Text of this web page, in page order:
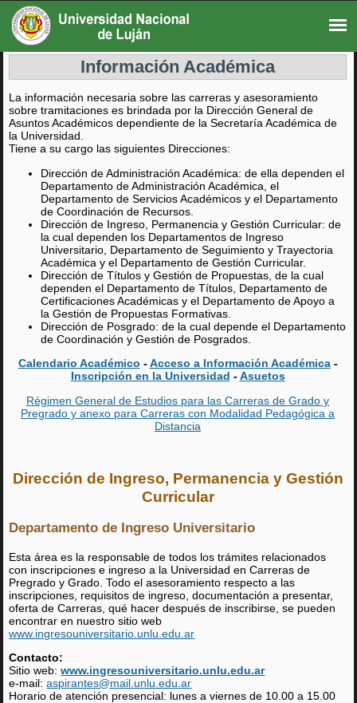
Información Académica
La información necesaria sobre las carreras y asesoramiento
sobre tramitaciones es brindada por la Dirección General de
Asuntos Académicos dependiente de la Secretaría Académica de
la Universidad.
Tiene a su cargo las siguientes Direcciones:
Dirección de Administración Académica: de ella dependen el
Departamento de Administración Académica, el
Departamento de Servicios Académicos y el Departamento
de Coordinación de Recursos.
Dirección de Ingreso, Permanencia y Gestión Curricular: de
la cual dependen los Departamentos de Ingreso
Universitario, Departamento de Seguimiento y Trayectoria
Académica y el Departamento de Gestión Curricular.
Dirección de Títulos y Gestión de Propuestas, de la cual
dependen el Departamento de Títulos, Departamento de
Certificaciones Académicas y el Departamento de Apoyo a
la Gestión de Propuestas Formativas.
Dirección de Posgrado: de la cual depende el Departamento
de Coordinación y Gestión de Posgrados.
Calendario Académico -Acceso a Información Académica-
Inscripción en la Universidad -Asuetos
Régimen General de Estudios para las Carreras de Grado y
Pregrado y anexo para Carreras con Modalidad Pedagógica a
Distancia
Dirección de Ingreso, Permanencia y Gestión
Curricular
Departamento de Ingreso Universitario
Esta área es la responsable de todos los trámites relacionados
con inscripciones e ingreso a la Universidad en Carreras de
Pregrado y Grado. Todo el asesoramiento respecto a las
inscripciones, requisitos de ingreso, documentación a presentar,
oferta de Carreras, qué hacer después de inscribirse, se pueden
encontrar en nuestro sitio web
www.ingresouniversitario.unlu.edu.ar
Contacto:
Sitio web:www.ingresouniversitario.unlu.edu.ar
e-mail:aspirantes@mail.unlu.edu.ar
Horario de atención presencial: lunes a viernes de 10.00 a 15.00